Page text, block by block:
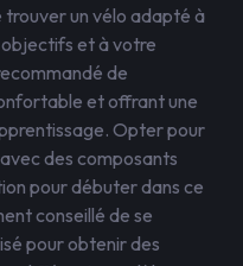
trouver un vélo adapté à
et à votre
de
et offrant une
Opter pour
des composants
pour débuter dans ce
conseillé de se
pour obtenir des